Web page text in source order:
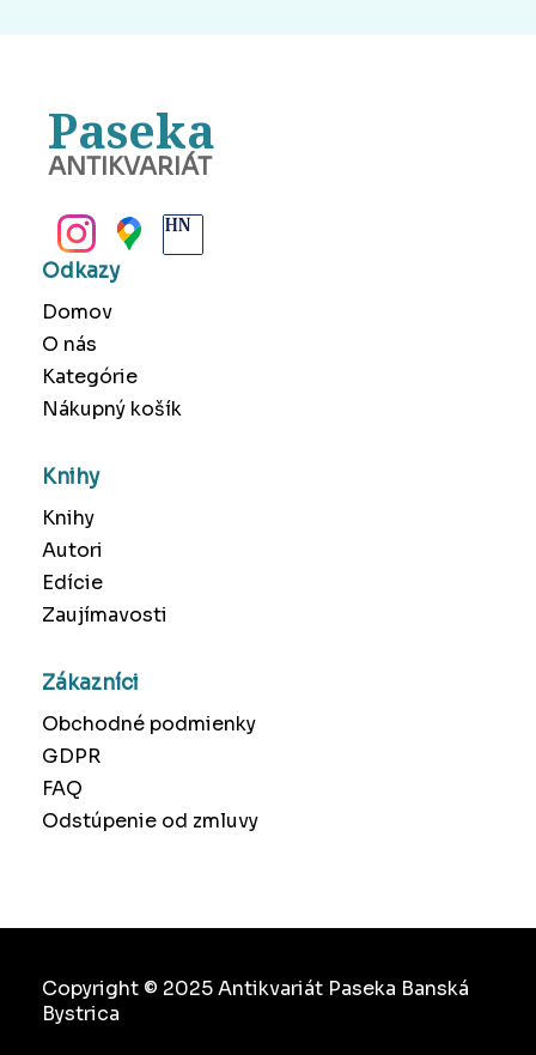
Paseka
ANTIKVARIÁT
Odkazy
Domov
O nás
Kategórie
Nákupný košík
Knihy
Knihy
Autori
Edície
Zaujímavosti
Zákazníci
Obchodné podmienky
GDPR
FAQ
Odstúpenie od zmluvy
Copyright © 2025 Antikvariát Paseka Banská
Bystrica